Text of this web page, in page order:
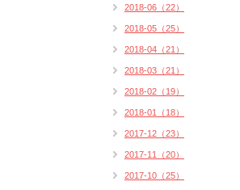
2018-06（22）
2018-05（25）
2018-04（21）
2018-03（21）
2018-02（19）
2018-01（18）
2017-12（23）
2017-11（20）
2017-10（25）